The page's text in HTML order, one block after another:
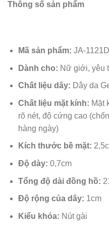
Thông số sản phẩm
Mã sản phẩm: JA-
Dành cho: Nữ giới, yêu
Chất liệu dây: Dây da
Chất liệu mặt kính: Mặt
rõ nét, độ cứng cao
hàng ngày)
Kích thước bề mặt:
Độ dày: 0,7cm
Tổng độ dài đồng hồ:
Độ rộng của dây: 1cm
Kiểu khóa: Nút gài